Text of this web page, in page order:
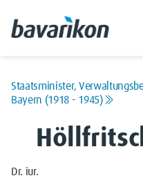
Staatsminister,
Bayern (1918 - 1945)
Dr. iur.